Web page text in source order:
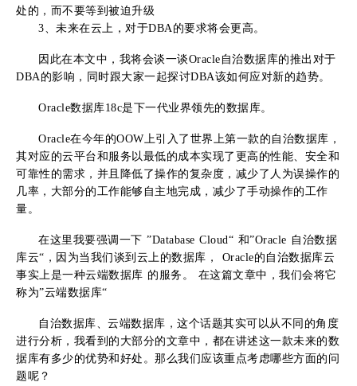
处的，而不要等到被迫升级
3、未来在云上，对于DBA的要求将会更高。
因此在本文中，我将会谈一谈Oracle自治数据库的推出对于
DBA的影响，同时跟大家一起探讨DBA该如何应对新的趋势。
Oracle数据库18c是下一代业界领先的数据库。
Oracle在今年的OOW上引入了世界上第一款的自治数据库，
其对应的云平台和服务以最低的成本实现了更高的性能、安全和
可靠性的需求，并且降低了操作的复杂度，减少了人为误操作的
几率，大部分的工作能够自主地完成，减少了手动操作的工作
量。
在这里我要强调一下 ”Database Cloud“ 和”Oracle 自治数据
库云“，因为当我们谈到云上的数据库， Oracle的自治数据库云
事实上是一种云端数据库 的服务。 在这篇文章中，我们会将它
称为”云端数据库“
自治数据库、云端数据库，这个话题其实可以从不同的角度
进行分析，我看到的大部分的文章中，都在讲述这一款未来的数
据库有多少的优势和好处。那么我们应该重点考虑哪些方面的问
题呢？